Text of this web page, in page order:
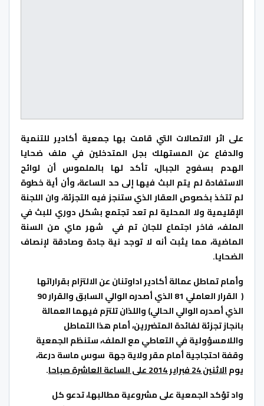
على اثر الاتصالات التي قامت بها جمعية أكادير للتنمية
والدفاع عن المستهلك بجل المتدخلين في ملف ضحايا
الهدم بسفوح الجبال، تأكد لها بالملموس أن لوائح
الاستفادة لم يتم البث فيها إلى حد الساعة، وأن أية خطوة
لم تتخذ بخصوص العقار الذي ستنجز فيه التجزئة، وان اللجنة
الإقليمية ولا المحلية لم تعد تجتمع بشكل دوري للبث في
الملف، فاخر اجتماع للجان تم في شهر ماي من السنة
الماضية، مما يثبت أنه لا توجد نية جادة وصادقة لإنصاف
الضحايا.
وأمام تماطل عمالة أكادير اداوتنان عن الالتزام بقراراتها
( القرار العاملي 81 الذي أصدره الوالي السابق والقرار 90
الذي أصدره الوالي الحالي) واللذان تلتزم فيهما العمالة
بانجاز تجزئة لفائدة المتضررين، أمام هذا التماطل
واللامسؤولية في التعاطي مع الملف، ستنظم الجمعية
وقفة احتجاجية أمام مقر ولاية جهة سوس ماسة درعة،
يومالاثنين 24 فبراير 2014 على الساعة العاشرة صباحا
.
واد تؤكد الجمعية على مشروعية مطالبها، تدعو كل